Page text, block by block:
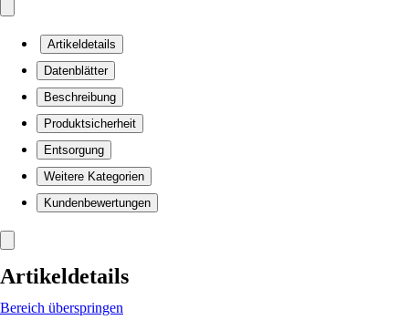
Artikeldetails
Datenblätter
Beschreibung
Produktsicherheit
Entsorgung
Weitere Kategorien
Kundenbewertungen
Artikeldetails
Bereich überspringen